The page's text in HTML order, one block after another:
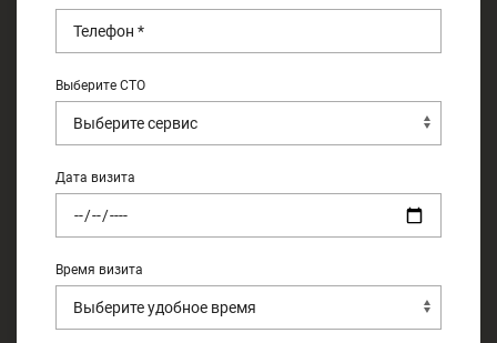
Выберите СТО
Дата визита
Время визита